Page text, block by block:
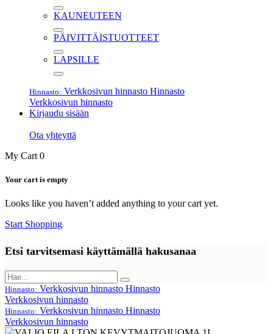
KAUNEUTEEN
PÄIVITTÄISTUOTTEET
LAPSILLE
Hinnasto: Verkkosivun hinnasto Hinnasto
Verkkosivun hinnasto
Kirjaudu sisään
Ota yhteyttä
My Cart 0
Your cart is empty
Looks like you haven’t added anything to your cart yet.
Start Shopping
Etsi tarvitsemasi käyttämällä hakusanaa
Hinnasto: Verkkosivun hinnasto Hinnasto
Verkkosivun hinnasto
Hinnasto: Verkkosivun hinnasto Hinnasto
Verkkosivun hinnasto